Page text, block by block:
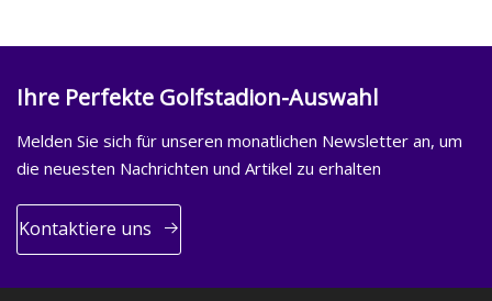
Ihre Perfekte Golfstadion-Auswahl
Melden Sie sich für unseren monatlichen Newsletter an, um
die neuesten Nachrichten und Artikel zu erhalten
Kontaktiere uns